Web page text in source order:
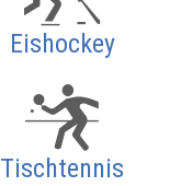
Eishockey
Tischtennis